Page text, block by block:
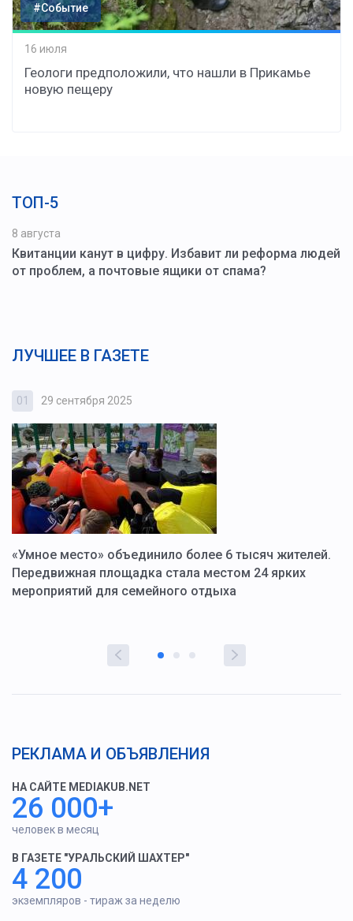
#Событие
16 июля
Геологи предположили, что нашли в Прикамье
новую пещеру
ТОП-5
8 августа
Квитанции канут в цифру. Избавит ли реформа людей
от проблем, а почтовые ящики от спама?
ЛУЧШЕЕ В ГАЗЕТЕ
01 29 сентября 2025
«Умное место» объединило более 6 тысяч жителей.
Передвижная площадка стала местом 24 ярких
мероприятий для семейного отдыха
РЕКЛАМА И ОБЪЯВЛЕНИЯ
НА САЙТЕ MEDIAKUB.NET
26 000+
человек в месяц
В ГАЗЕТЕ "УРАЛЬСКИЙ ШАХТЕР"
4 200
экземпляров - тираж за неделю